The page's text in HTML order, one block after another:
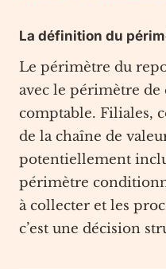
La définition du
Le périmètre du
avec le périmètre
comptable. Filiales,
de la chaîne de
potentiellement
périmètre
à collecter et les
c’est une décision